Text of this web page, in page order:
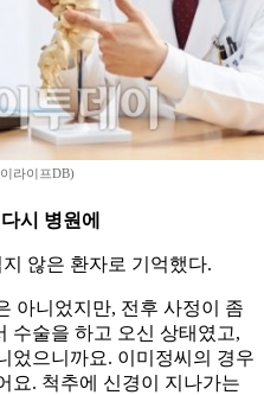
라이프DB)
시 병원에
않은 환자로 기억했다.
아니었지만, 전후 사정이 좀
수술을 하고 오신 상태였고,
었으니까요. 이미정씨의 경우
요. 척추에 신경이 지나가는